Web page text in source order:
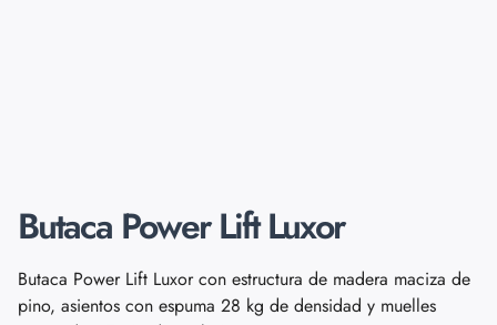
Butaca Power Lift Luxor
Butaca Power Lift Luxor con estructura de madera maciza de
pino, asientos con espuma 28 kg de densidad y muelles